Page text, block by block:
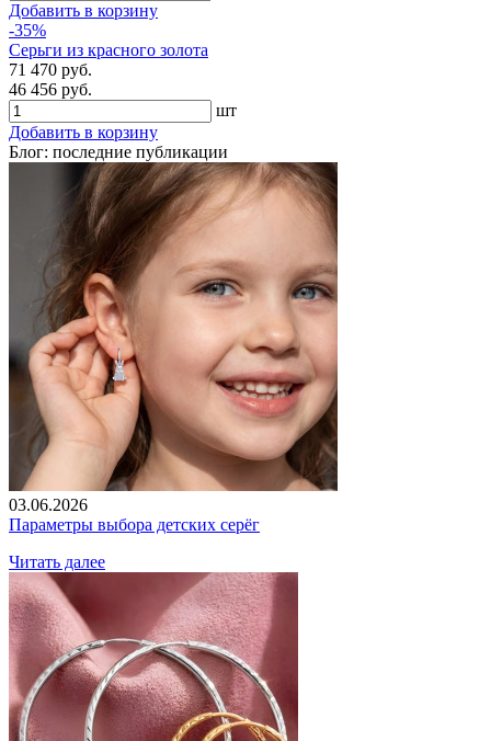
Добавить в корзину
-35%
Серьги из красного золота
71 470 руб.
46 456 руб.
шт
Добавить в корзину
Блог: последние публикации
03.06.2026
Параметры выбора детских серёг
Читать далее